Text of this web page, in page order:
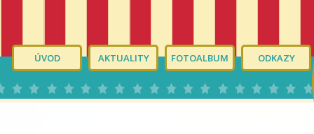
ÚVOD AKTUALITY FOTOALBUM ODKAZY